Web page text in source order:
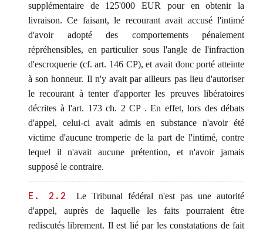
supplémentaire de 125'000 EUR pour en obtenir la
livraison. Ce faisant, le recourant avait accusé l'intimé
d'avoir adopté des comportements pénalement
répréhensibles, en particulier sous l'angle de l'infraction
d'escroquerie (cf. art. 146 CP), et avait donc porté atteinte
à son honneur. Il n'y avait par ailleurs pas lieu d'autoriser
le recourant à tenter d'apporter les preuves libératoires
décrites à l'art. 173 ch. 2 CP . En effet, lors des débats
d'appel, celui-ci avait admis en substance n'avoir été
victime d'aucune tromperie de la part de l'intimé, contre
lequel il n'avait aucune prétention, et n'avoir jamais
supposé le contraire.
E. 2.2
Le Tribunal fédéral n'est pas une autorité
d'appel, auprès de laquelle les faits pourraient être
rediscutés librement. Il est lié par les constatations de fait